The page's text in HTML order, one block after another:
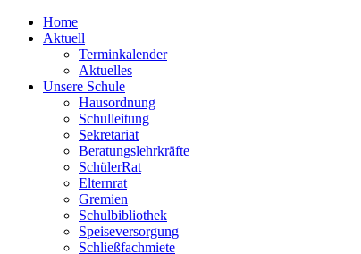
Home
Aktuell
Terminkalender
Aktuelles
Unsere Schule
Hausordnung
Schulleitung
Sekretariat
Beratungslehrkräfte
SchülerRat
Elternrat
Gremien
Schulbibliothek
Speiseversorgung
Schließfachmiete